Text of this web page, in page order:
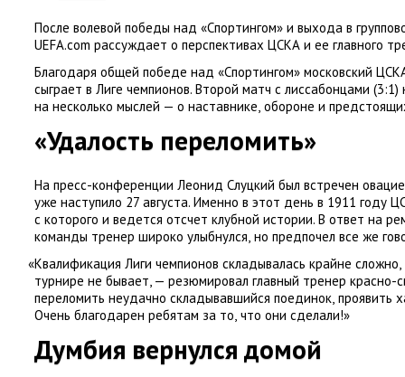
После волевой победы над «Спортингом» и выхода в
UEFA.com рассуждает о перспективах ЦСКА и ее главного
Благодаря общей победе над «Спортингом» московский
сыграет в Лиге чемпионов. Второй матч с лиссабонцами (3:1)
на несколько мыслей — о наставнике, обороне и
«Удалость переломить»
На пресс-конференции Леонид Слуцкий был встречен
уже наступило 27 августа. Именно в этот день в 1911 году
с которого и ведется отсчет клубной истории. В ответ на
команды тренер широко улыбнулся, но предпочел все же
«Квалификация Лиги чемпионов складывалась крайне сложно,
турнире не бывает, — резюмировал главный тренер красно-
переломить неудачно складывавшийся поединок, проявить
Очень благодарен ребятам за то, что они сделали!»
Думбия вернулся домой